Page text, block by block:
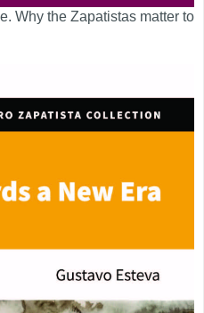
Why the Zapatistas matter to